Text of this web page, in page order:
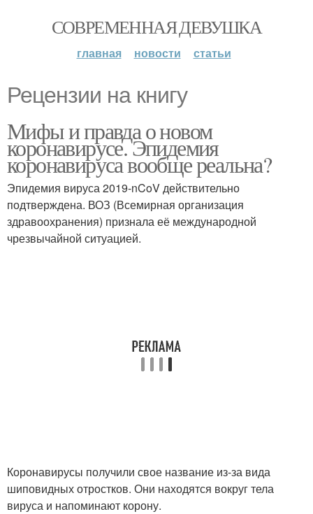
СОВРЕМЕННАЯ ДЕВУШКА
главная новости статьи
Рецензии на книгу
Мифы и правда о новом
коронавирусе. Эпидемия
коронавируса вообще реальна?
Эпидемия вируса 2019-nCoV действительно
подтверждена. ВОЗ (Всемирная организация
здравоохранения) признала её международной
чрезвычайной ситуацией.
Коронавирусы получили свое название из-за вида
шиповидных отростков. Они находятся вокруг тела
вируса и напоминают корону.